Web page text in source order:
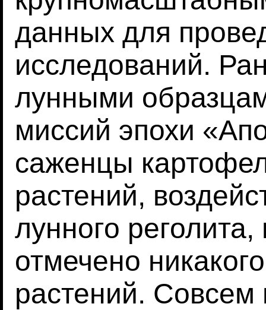
данных для
исследований.
лунными
миссий эпохи
саженцы
растений,
лунного
отмечено
растений.